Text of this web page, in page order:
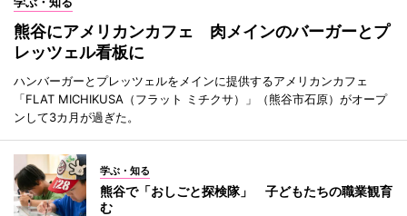
熊谷にアメリカンカフェ 肉メインのバーガーとプ
レッツェル看板に
ハンバーガーとプレッツェルをメインに提供するアメリカンカフェ
「FLAT MICHIKUSA（フラット ミチクサ）」（熊谷市石原）がオープ
ンして3カ月が過ぎた。
学ぶ・知る
熊谷で「おしごと探検隊」 子どもたちの職業観育
む